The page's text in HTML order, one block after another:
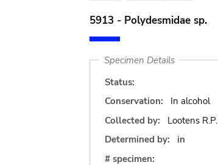
5913 - Polydesmidae sp.
Specimen Details
Status:
Conservation:
In alcohol
Collected by:
Lootens R.P.
Determined by:
in
# specimen: